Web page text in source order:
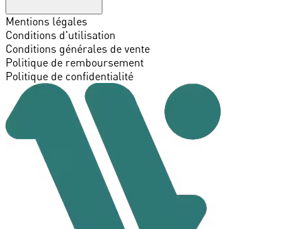
Mentions légales
Conditions d'utilisation
Conditions générales de vente
Politique de remboursement
Politique de confidentialité